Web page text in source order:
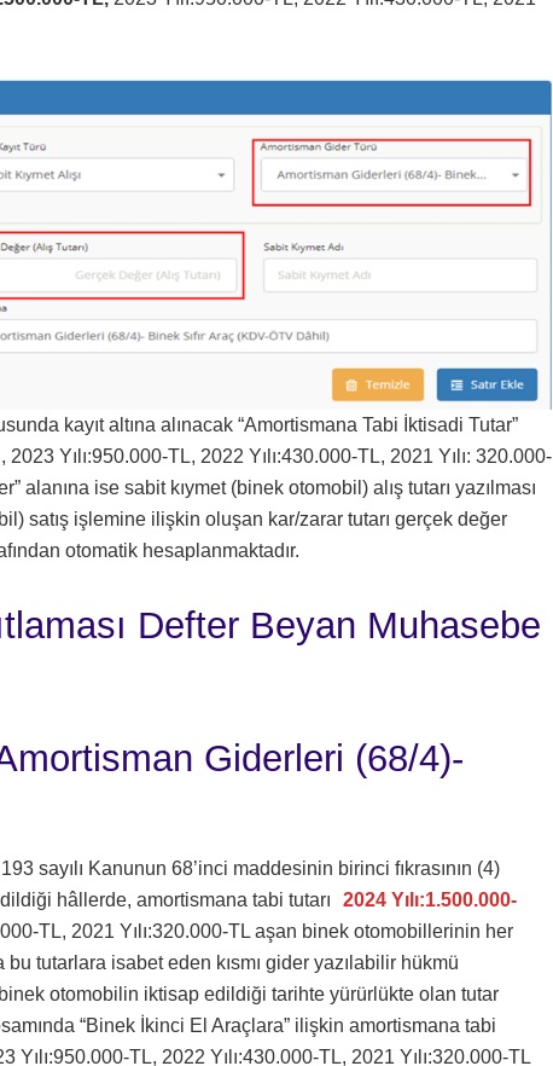
kayıt altına alınacak “Amortismana Tabi İktisadi Tutar”
, 2023 Yılı:950.000-TL, 2022 Yılı:430.000-TL, 2021 Yılı: 320.000-
alanına ise sabit kıymet (binek otomobil) alış tutarı yazılması
satış işlemine ilişkin oluşan kar/zarar tutarı gerçek değer
otomatik hesaplanmaktadır.
Defter Beyan Muhasebe
Giderleri (68/4)-
sayılı Kanunun 68’inci maddesinin birinci fıkrasının (4)
hâllerde, amortismana tabi tutarı
2024 Yılı:1.500.000-
TL, 2021 Yılı:320.000-TL aşan binek otomobillerinin her
tutarlara isabet eden kısmı gider yazılabilir hükmü
otomobilin iktisap edildiği tarihte yürürlükte olan tutar
“Binek İkinci El Araçlara” ilişkin amortismana tabi
Yılı:950.000-TL, 2022 Yılı:430.000-TL, 2021 Yılı:320.000-TL